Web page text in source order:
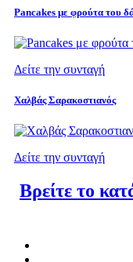
Pancakes με φρούτα του
Δείτε την συνταγή
Χαλβάς Σαρακοστιανός
Δείτε την συνταγή
Βρείτε το